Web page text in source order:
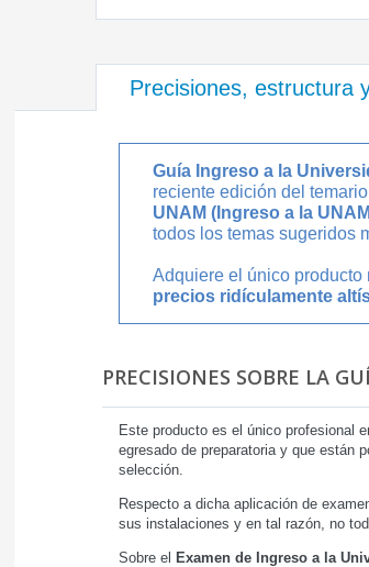
Precisiones, estructura
Guía Ingreso a la
reciente edición del
UNAM (Ingreso a la
todos los temas sugeridos
Adquiere el único
precios ridículamente
PRECISIONES SOBRE LA
Este producto es el único profesional
egresado de preparatoria y que están
selección.
Respecto a dicha aplicación de
sus instalaciones y en tal razón, no
Sobre el Examen de Ingreso a la